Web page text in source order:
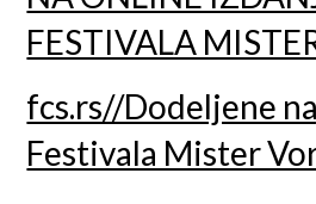
FESTIVALA
fcs.rs//Dodeljene
Festivala Mister